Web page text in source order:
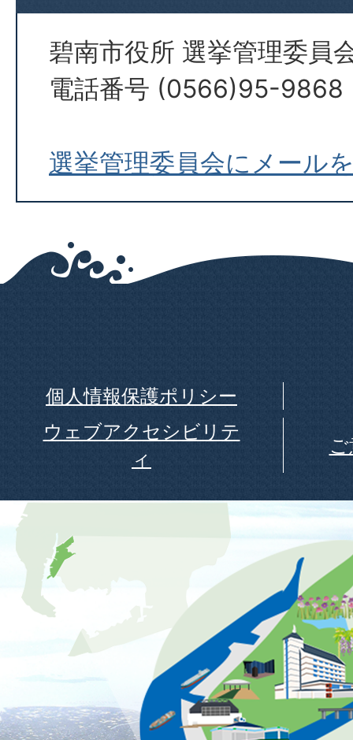
碧南市役所 選挙管理委員
電話番号 (0566)95-9868
選挙管理委員会にメール
個人情報保護ポリシー
ウェブアクセシビリテ
ィ